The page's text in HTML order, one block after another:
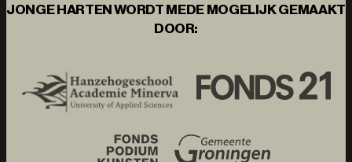
JONGE HARTEN WORDT MEDE MOGELIJK GEMAAKT
DOOR: